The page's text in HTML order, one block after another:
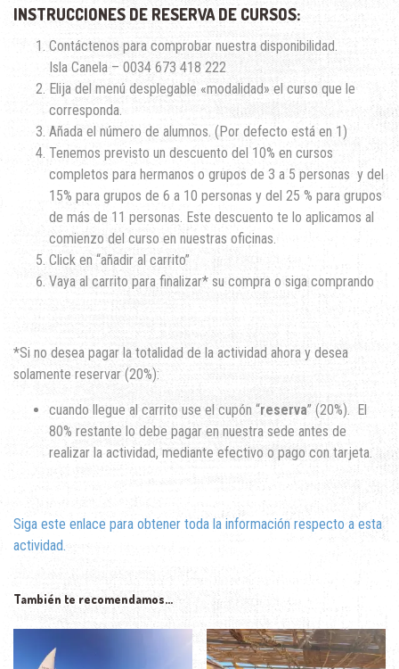
INSTRUCCIONES DE RESERVA DE CURSOS:
Contáctenos para comprobar nuestra disponibilidad.
Isla Canela – 0034 673 418 222
Elija del menú desplegable «modalidad» el curso que le
corresponda.
Añada el número de alumnos. (Por defecto está en 1)
Tenemos previsto un descuento del 10% en cursos
completos para hermanos o grupos de 3 a 5 personas y del
15% para grupos de 6 a 10 personas y del 25 % para grupos
de más de 11 personas. Este descuento te lo aplicamos al
comienzo del curso en nuestras oficinas.
Click en “añadir al carrito”
Vaya al carrito para finalizar* su compra o siga comprando
*Si no desea pagar la totalidad de la actividad ahora y desea
solamente reservar (20%):
cuando llegue al carrito use el cupón “reserva” (20%). El
80% restante lo debe pagar en nuestra sede antes de
realizar la actividad, mediante efectivo o pago con tarjeta.
Siga este enlace para obtener toda la información respecto a esta
actividad.
También te recomendamos…